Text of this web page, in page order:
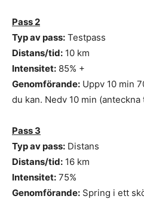
Pass 2
Typ av pass: Testpass
Distans/tid: 10 km
Intensitet: 85% +
Genomförande: Uppv 10 min
du kan. Nedv 10 min (anteckna
Pass 3
Typ av pass: Distans
Distans/tid: 16 km
Intensitet: 75%
Genomförande: Spring i ett